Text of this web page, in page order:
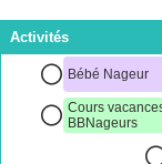
Activités
Bébé Nageur
Cours
BBNageurs